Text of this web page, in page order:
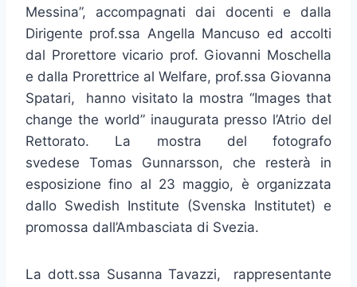
Messina”, accompagnati dai docenti e dalla
Dirigente prof.ssa Angella Mancuso ed accolti
dal Prorettore vicario prof. Giovanni Moschella
e dalla Prorettrice al Welfare, prof.ssa Giovanna
Spatari, hanno visitato la mostra “Images that
change the world” inaugurata presso l’Atrio del
Rettorato. La mostra del fotografo
svedese Tomas Gunnarsson, che resterà in
esposizione fino al 23 maggio, è organizzata
dallo Swedish Institute (Svenska Institutet) e
promossa dall’Ambasciata di Svezia.
La dott.ssa Susanna Tavazzi, rappresentante